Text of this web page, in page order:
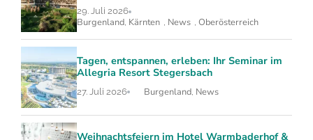
29. Juli 2026
Burgenland, Kärnten , News , Oberösterreich
Tagen, entspannen, erleben: Ihr Seminar im
Allegria Resort Stegersbach
27. Juli 2026 Burgenland News
Weihnachtsfeiern im Hotel Warmbaderhof &